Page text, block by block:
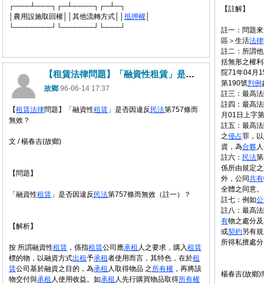
【註解】
註一：問題
區＞生活法律
註二：所謂
括無形之權
院71年04月
第190號判例
註三：最高
註四：最高
月01日上字
註五：最高
之侵占罪，以
資，為合夥
註六： 民法
係所由規定之
外，公同共有
全體之同意
註七：例如
註八：最高
有物之處分
或契約另有
所得私擅處
楊春吉(故鄉)
┌───┴───┐┌─┴────┐┌─┴─┐
│農用設施取回權││其他流轉方式││ 抵押權
└───────┘└──────┘└───┘
【租賃法律問題】「融資性租賃」是否因違反民法第757條而無效？
故鄉96-06-14 17:37
【租賃法律問題】「融資性租賃 」是否因違反 民法第757條而
無效？
文 / 楊春吉(故鄉)
【問題】
「融資性租賃 」是否因違反 民法第757條而無效（註一）？
【解析】
按 所謂融資性租賃 ，係指租賃公司應承租 人之要求，購入租賃
標的物，以融資方式出租予承租者使用而言，其特色，在於租
賃公司基於融資之目的，為承租 人取得物品 之 所有權 ，再將該
物交付與承租 人使用收益。如承租 人先行購買物品取得所有權